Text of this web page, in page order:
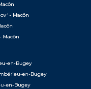
- Macôn
Macôn
en-Bugey
en-Bugey
en-Bugey